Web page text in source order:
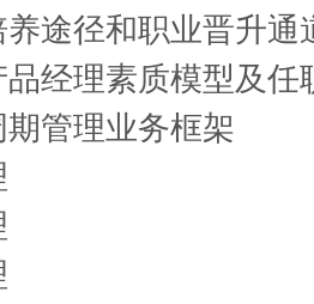
途径和职业晋升通
经理素质模型及任
管理业务框架